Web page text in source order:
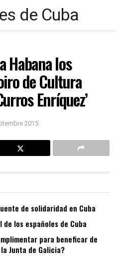
Habana los
de Cultura
Enríquez’
2015
de solidaridad en Cuba
los españoles de Cuba
para beneficar de
Junta de Galicia?